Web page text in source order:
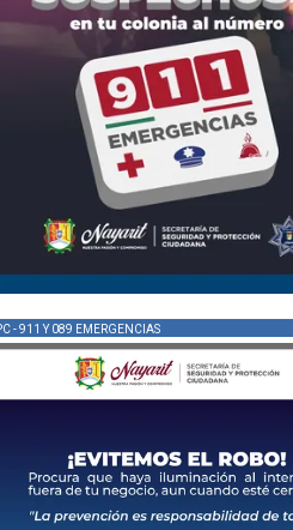
- 911 Y 089 EMERGENCIAS